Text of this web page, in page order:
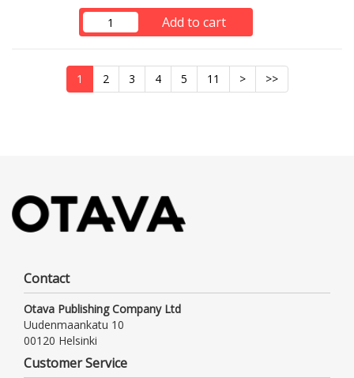
Add to cart
1 2 3 4 5 11 > >>
Contact
Otava Publishing Company Ltd
Uudenmaankatu 10
00120 Helsinki
Customer Service